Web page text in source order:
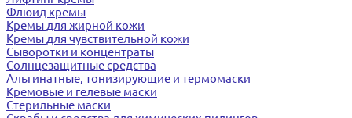
Флюид кремы
Кремы для жирной кожи
Кремы для чувствительной кожи
Сыворотки и концентраты
Солнцезащитные средства
Альгинатные, тонизирующие и термомаски
Кремовые и гелевые маски
Стерильные маски